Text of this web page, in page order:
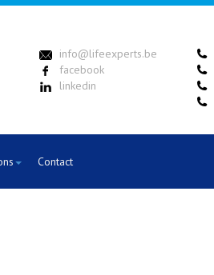
info@lifeexperts.be
facebook
linkedin
Contact